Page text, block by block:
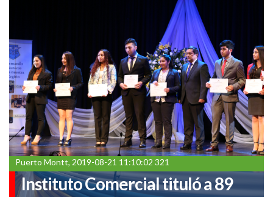
Puerto Montt, 2019-08-21 11:10:02 321
Instituto Comercial tituló a 89